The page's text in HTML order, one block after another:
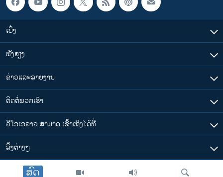
ສົດ
ເບິ່ງ
ຟັງສຽງ
ຂ່າວແລະລາຍງານ
ຕິດຕໍ່ພວກເຮົາ
ວີໂອເອລາວ ສາມາດ ເຂົ້າເຖິງໄດ້ທີ່
​ລິ້ງ​ຕ່າງໆ
ຕາມເວລາໃນລາວ